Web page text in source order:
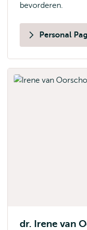
bevorderen.
Personal
Opent
dr. Irene van